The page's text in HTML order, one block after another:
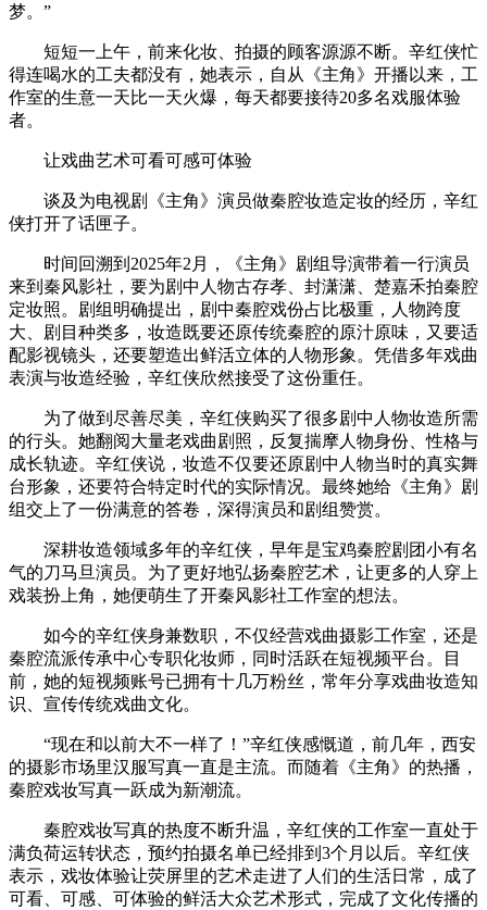
梦。”
短短一上午，前来化妆、拍摄的顾客源源不断。辛红侠忙
得连喝水的工夫都没有，她表示，自从《主角》开播以来，工
作室的生意一天比一天火爆，每天都要接待20多名戏服体验
者。
让戏曲艺术可看可感可体验
谈及为电视剧《主角》演员做秦腔妆造定妆的经历，辛红
侠打开了话匣子。
时间回溯到2025年2月，《主角》剧组导演带着一行演员
来到秦风影社，要为剧中人物古存孝、封潇潇、楚嘉禾拍秦腔
定妆照。剧组明确提出，剧中秦腔戏份占比极重，人物跨度
大、剧目种类多，妆造既要还原传统秦腔的原汁原味，又要适
配影视镜头，还要塑造出鲜活立体的人物形象。凭借多年戏曲
表演与妆造经验，辛红侠欣然接受了这份重任。
为了做到尽善尽美，辛红侠购买了很多剧中人物妆造所需
的行头。她翻阅大量老戏曲剧照，反复揣摩人物身份、性格与
成长轨迹。辛红侠说，妆造不仅要还原剧中人物当时的真实舞
台形象，还要符合特定时代的实际情况。最终她给《主角》剧
组交上了一份满意的答卷，深得演员和剧组赞赏。
深耕妆造领域多年的辛红侠，早年是宝鸡秦腔剧团小有名
气的刀马旦演员。为了更好地弘扬秦腔艺术，让更多的人穿上
戏装扮上角，她便萌生了开秦风影社工作室的想法。
如今的辛红侠身兼数职，不仅经营戏曲摄影工作室，还是
秦腔流派传承中心专职化妆师，同时活跃在短视频平台。目
前，她的短视频账号已拥有十几万粉丝，常年分享戏曲妆造知
识、宣传传统戏曲文化。
“现在和以前大不一样了！”辛红侠感慨道，前几年，西安
的摄影市场里汉服写真一直是主流。而随着《主角》的热播，
秦腔戏妆写真一跃成为新潮流。
秦腔戏妆写真的热度不断升温，辛红侠的工作室一直处于
满负荷运转状态，预约拍摄名单已经排到3个月以后。辛红侠
表示，戏妆体验让荧屏里的艺术走进了人们的生活日常，成了
可看、可感、可体验的鲜活大众艺术形式，完成了文化传播的